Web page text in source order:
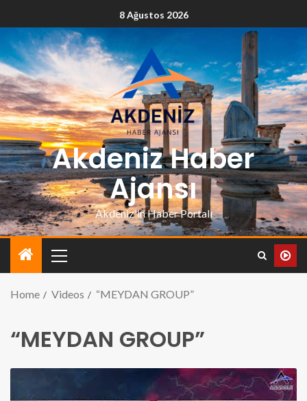
8 Ağustos 2026
Akdeniz Haber
Ajansı
Akdeniz'in Haber Portalı
Home Videos “MEYDAN GROUP”
“MEYDAN GROUP”